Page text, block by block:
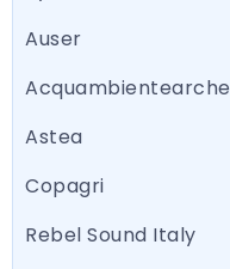
Auser
Acquambientearche
Astea
Copagri
Rebel Sound Italy